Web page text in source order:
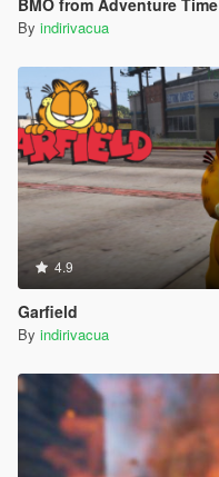
BMO from Adventure Time
By indirivacua
4.9
Garfield
By indirivacua